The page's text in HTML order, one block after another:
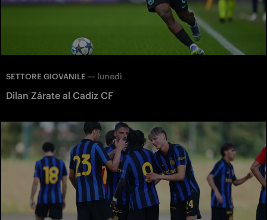
SETTORE GIOVANILE — lunedì
Dilan Zárate al Cadiz CF